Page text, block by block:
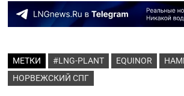
МЕТКИ #LNG-PLANT EQUINOR
НОРВЕЖСКИЙ СПГ